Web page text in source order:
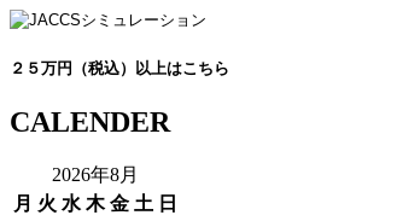
２５万円（税込）以上はこちら
CALENDER
2026年8月
月 火 水 木 金 土 日